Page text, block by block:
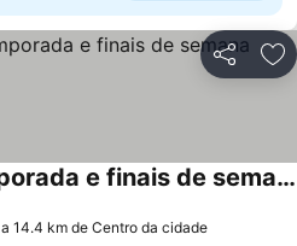
Partilhar
Linda casa para temporada e finais de semana
a 14.4 km de Centro da cidade